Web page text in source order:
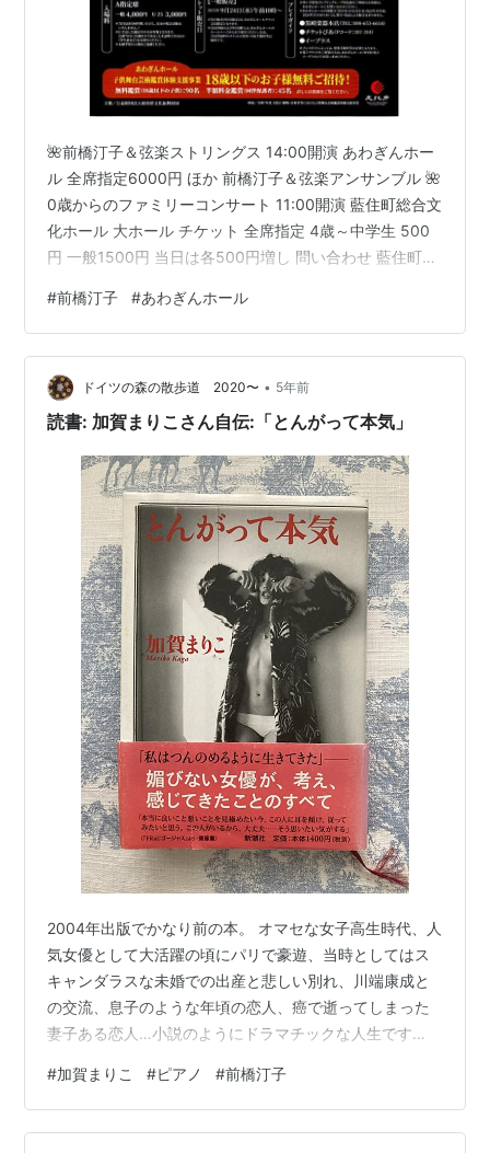
🌺前橋汀子＆弦楽ストリングス 14:00開演 あわぎんホー
ル 全席指定6000円 ほか 前橋汀子＆弦楽アンサンブル 🌺
0歳からのファミリーコンサート 11:00開演 藍住町総合文
化ホール 大ホール チケット 全席指定 4歳～中学生 500
円 一般1500円 当日は各500円増し 問い合わせ 藍住町総
和の歌謡コンサート 15:30開演 藍住町総合文化ホール 大
ホール チケット 全席指定 一般 2000円 高校生以下500
円 当日各500円増し 問い合わせ 藍住町総合文化ホール
昭和の歌謡コンサート 藍住町総合文化ホール
#前橋汀子 #あわぎんホール
ドイツの森の散歩道 2020〜 • 5年前
読書: 加賀まりこさん自伝:「とんがって本気」
2004年出版でかなり前の本。 オマセな女子高生時代、人
気女優として大活躍の頃にパリで豪遊、当時としてはス
キャンダラスな未婚での出産と悲しい別れ、川端康成と
の交流、息子のような年頃の恋人、癌で逝ってしまった
妻子ある恋人…小説のようにドラマチックな人生です
子さんとの友情です。 彼女は曲に対する解釈や技術を一
つ一つ重ねていく演奏家。 方や直感や衝動を行動にして
いく加賀まりこさん。 全くタイプが違いながらも惹かれ
#加賀まりこ #ピアノ #前橋汀子